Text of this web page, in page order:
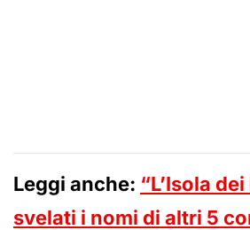
Leggi anche: “L’Isola
svelati i nomi di altri 5